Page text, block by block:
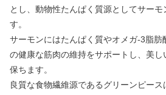
とし、動物性たんぱく質源としてサーモ
す。
サーモンにはたんぱく質やオメガ-3脂肪
の健康な筋肉の維持をサポートし、美
保ちます。
良質な食物繊維源であるグリーンピー